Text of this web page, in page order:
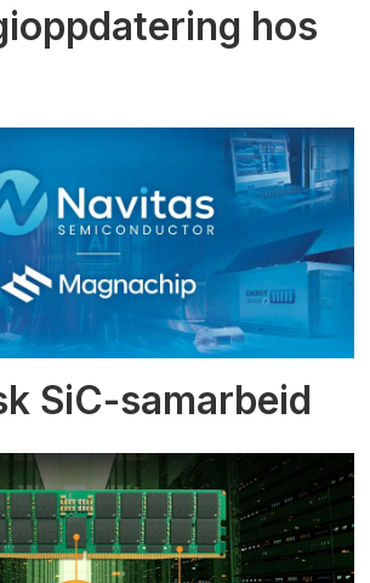
hos
SiC-samarbeid